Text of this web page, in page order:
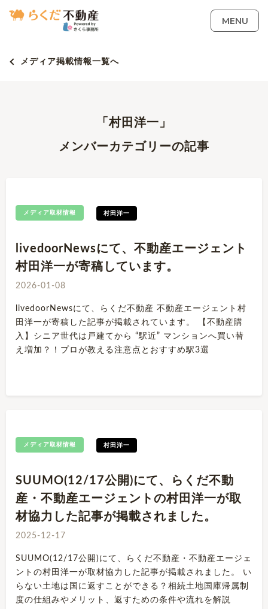
MENU
メディア掲載情報一覧へ
「村田洋一」
メンバーカテゴリーの記事
メディア取材情報 村田洋一
livedoorNewsにて、不動産エージェント
村田洋一が寄稿しています。
2026-01-08
livedoorNewsにて、らくだ不動産 不動産エージェント村
田洋一が寄稿した記事が掲載されています。 【不動産購
入】シニア世代は戸建てから “駅近” マンションへ買い替
え増加？！プロが教える注意点とおすすめ駅3選
メディア取材情報 村田洋一
SUUMO(12/17公開)にて、らくだ不動
産・不動産エージェントの村田洋一が取
材協力した記事が掲載されました。
2025-12-17
SUUMO(12/17公開)にて、らくだ不動産・不動産エージェ
ントの村田洋一が取材協力した記事が掲載されました。 い
らない土地は国に返すことができる？相続土地国庫帰属制
度の仕組みやメリット、返すための条件や流れを解説